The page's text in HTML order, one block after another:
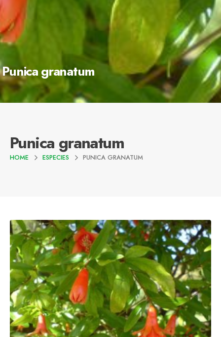
Punica granatum
Punica granatum
HOME ESPECIES PUNICA GRANATUM